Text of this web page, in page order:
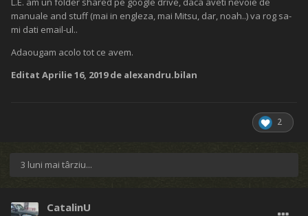
manuale and stuff (mai in engleza, mai Mitsu, dar, noah..) va rog sa-
mi dati email-ul..
Adaougam acolo tot ce avem.
Editat Aprilie 16, 2019de alexandru.bilan
2
3 luni mai târziu...
CatalinU